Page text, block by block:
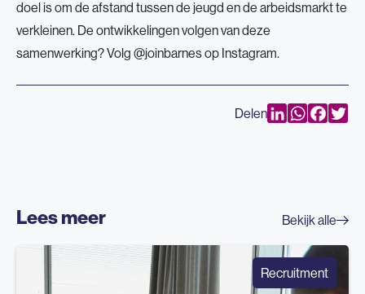
doel is om de afstand tussen de jeugd en de arbeidsmarkt te
verkleinen. De ontwikkelingen volgen van deze
samenwerking? Volg @joinbarnes op Instagram.
Delen LinkedInWhatsApp
Lees meer Bekijk alle
Recruitment